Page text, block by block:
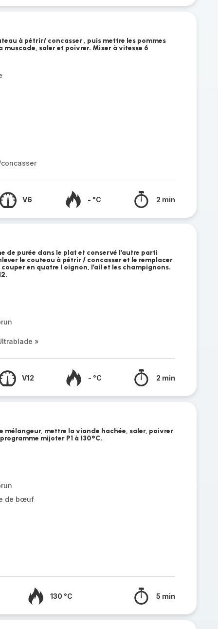
à pétrir/ concasser , puis mettre les pommes
muscade, saler et poivrer. Mixer à vitesse 6
V6 - °C 2 min
de purée dans le plat et conservé l’autre parti
le couteau à pétrir / concasser et le remplacer
en quatre l oignon, l’ail et les champignons.
»
V12 - °C 2 min
mélangeur, mettre la viande hachée, saler, poivrer
mijoter P1 à 130°C.
de bœuf
130 °C 5 min